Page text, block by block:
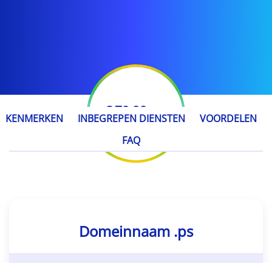
€ 79,99 / jaar
KENMERKEN INBEGREPEN DIENSTEN
VOORDELEN
FAQ
Domeinnaam .ps